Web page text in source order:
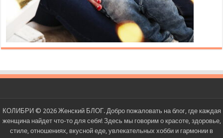
КОЛИБРИ © 2026 Женский БЛОГ. Добро пожаловать на блог, где каждая
женщина найдет что-то для себя! Здесь мы говорим о красоте, здоровье,
стиле, отношениях, вкусной еде, увлекательных хобби и гармонии в